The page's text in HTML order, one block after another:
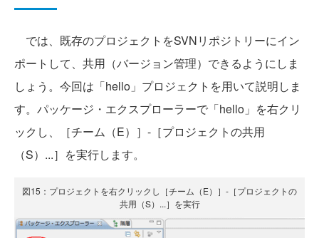
では、既存のプロジェクトをSVNリポジトリーにイン
ポートして、共用（バージョン管理）できるようにしま
しょう。今回は「hello」プロジェクトを用いて説明しま
す。パッケージ・エクスプローラーで「hello」を右クリ
ックし、［チーム（E）］-［プロジェクトの共用
（S）...］を実行します。
図15：プロジェクトを右クリックし［チーム（E）］-［プロジェクトの
共用（S）...］を実行